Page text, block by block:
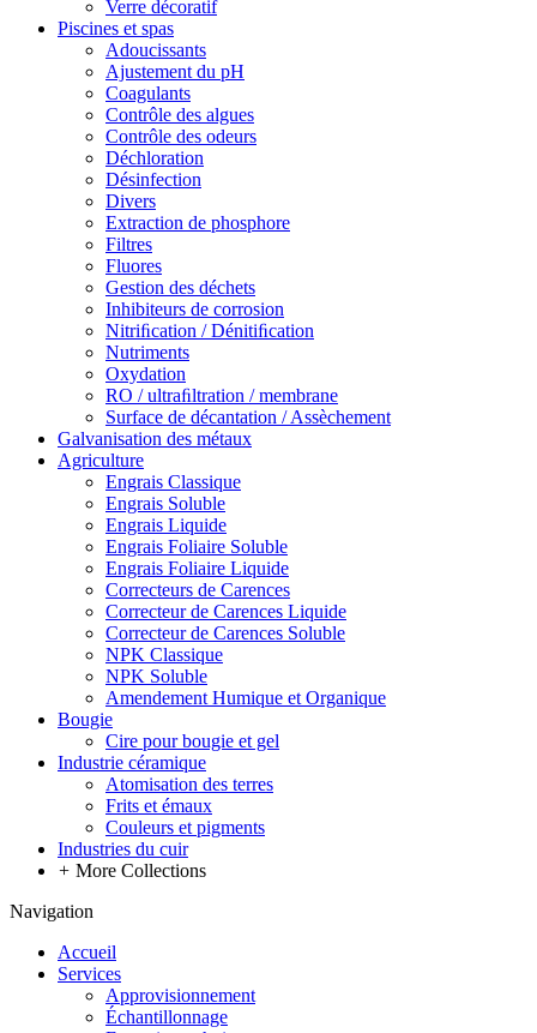
Verre décoratif
Piscines et spas
Adoucissants
Ajustement du pH
Coagulants
Contrôle des algues
Contrôle des odeurs
Déchloration
Désinfection
Divers
Extraction de phosphore
Filtres
Fluores
Gestion des déchets
Inhibiteurs de corrosion
Nitriﬁcation / Dénitiﬁcation
Nutriments
Oxydation
RO / ultraﬁltration / membrane
Surface de décantation / Assèchement
Galvanisation des métaux
Agriculture
Engrais Classique
Engrais Soluble
Engrais Liquide
Engrais Foliaire Soluble
Engrais Foliaire Liquide
Correcteurs de Carences
Correcteur de Carences Liquide
Correcteur de Carences Soluble
NPK Classique
NPK Soluble
Amendement Humique et Organique
Bougie
Cire pour bougie et gel
Industrie céramique
Atomisation des terres
Frits et émaux
Couleurs et pigments
Industries du cuir
+ More Collections
Navigation
Accueil
Services
Approvisionnement
Échantillonnage